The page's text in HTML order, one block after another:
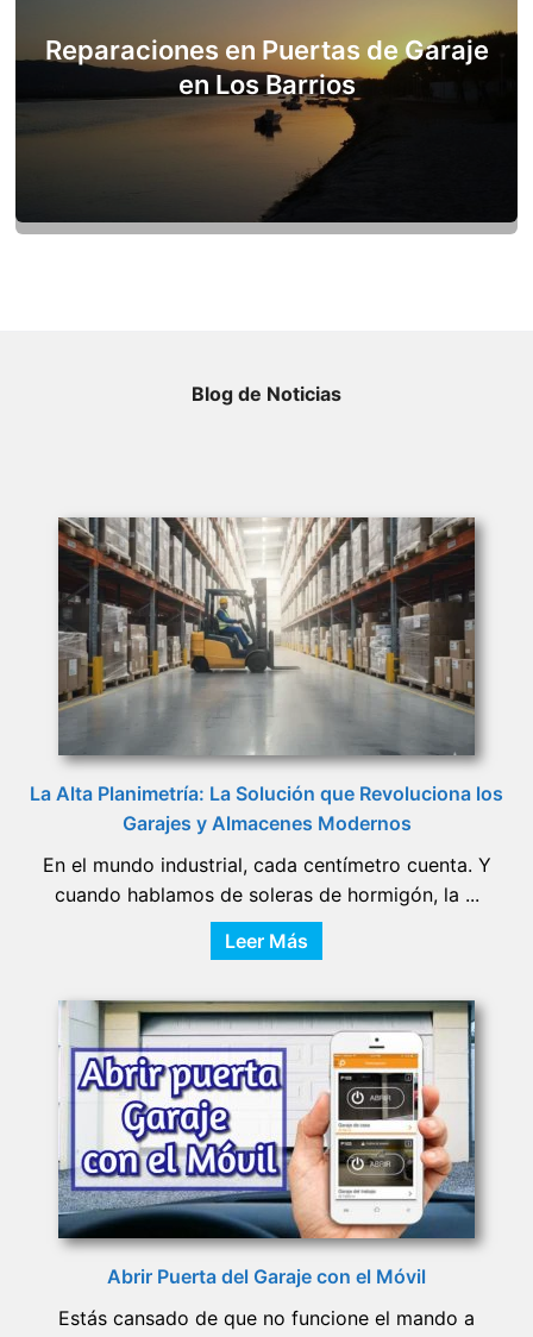
Reparaciones en Puertas de Garaje
en Los Barrios
Blog de Noticias
La Alta Planimetría: La Solución que Revoluciona los
Garajes y Almacenes Modernos
En el mundo industrial, cada centímetro cuenta. Y
cuando hablamos de soleras de hormigón, la ...
Leer Más
Abrir Puerta del Garaje con el Móvil
Estás cansado de que no funcione el mando a